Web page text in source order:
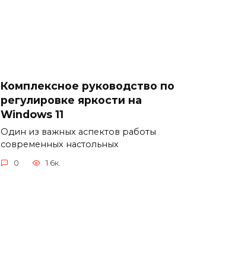
Комплексное руководство по
регулировке яркости на
Windows 11
Один из важных аспектов работы
современных настольных
0 1.6к.